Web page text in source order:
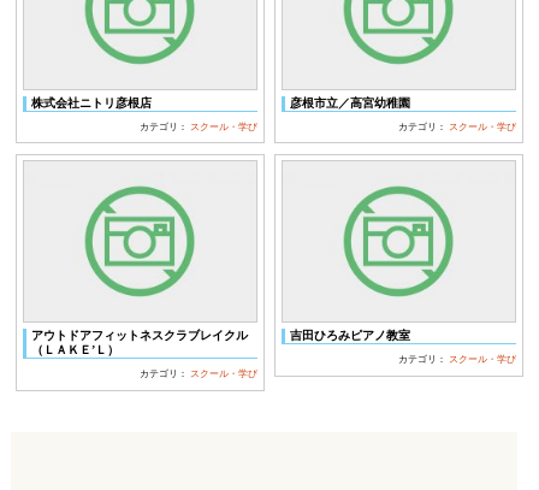
株式会社ニトリ彦根店
カテゴリ： スクール・学び
彦根市立／高宮幼稚園
カテゴリ： スクール・学び
アウトドアフィットネスクラブレイクル
（ＬＡＫＥ’Ｌ）
カテゴリ： スクール・学び
吉田ひろみピアノ教室
カテゴリ： スクール・学び